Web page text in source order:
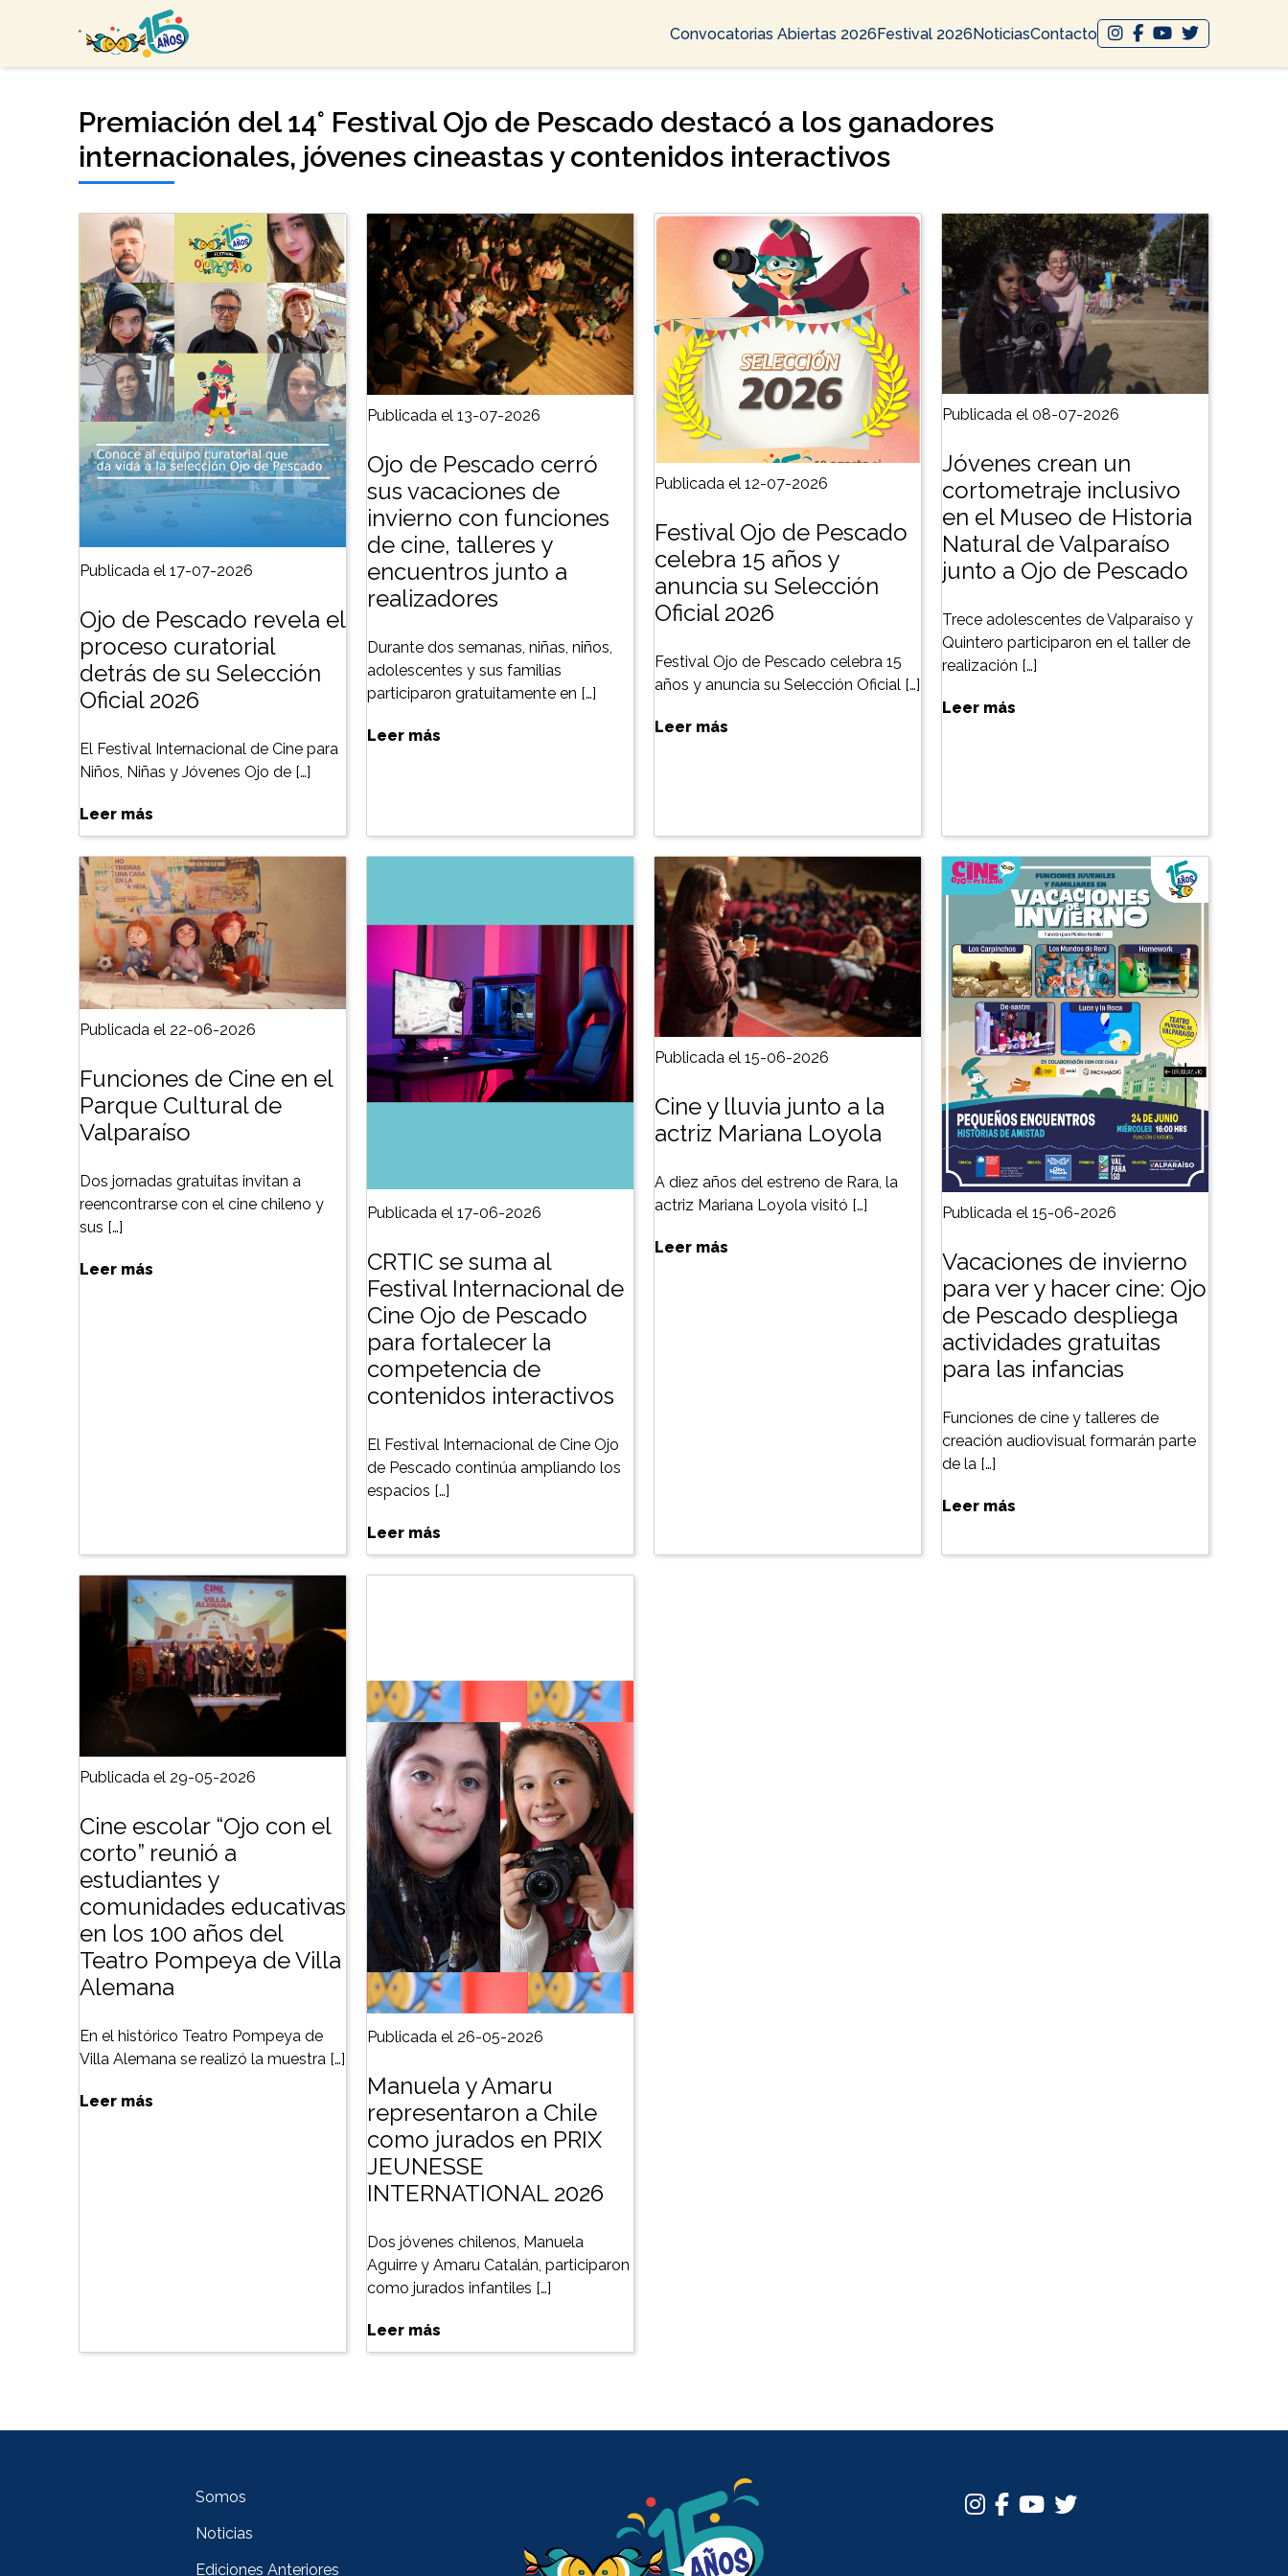
Convocatorias Abiertas 2026Festival 2026NoticiasContacto
Premiación del 14° Festival Ojo de Pescado destacó a los ganadores
internacionales, jóvenes cineastas y contenidos interactivos
Publicada el 17-07-2026
Ojo de Pescado revela el
proceso curatorial
detrás de su Selección
Oficial 2026
El Festival Internacional de Cine para
Niños, Niñas y Jóvenes Ojo de […]
Leer más
Publicada el 13-07-2026
Ojo de Pescado cerró
sus vacaciones de
invierno con funciones
de cine, talleres y
encuentros junto a
realizadores
Durante dos semanas, niñas, niños,
adolescentes y sus familias
participaron gratuitamente en […]
Leer más
Publicada el 12-07-2026
Festival Ojo de Pescado
celebra 15 años y
anuncia su Selección
Oficial 2026
Festival Ojo de Pescado celebra 15
años y anuncia su Selección Oficial […]
Leer más
Publicada el 08-07-2026
Jóvenes crean un
cortometraje inclusivo
en el Museo de Historia
Natural de Valparaíso
junto a Ojo de Pescado
Trece adolescentes de Valparaíso y
Quintero participaron en el taller de
realización […]
Leer más
Publicada el 22-06-2026
Funciones de Cine en el
Parque Cultural de
Valparaíso
Dos jornadas gratuitas invitan a
reencontrarse con el cine chileno y
sus […]
Leer más
Publicada el 17-06-2026
CRTIC se suma al
Festival Internacional de
Cine Ojo de Pescado
para fortalecer la
competencia de
contenidos interactivos
El Festival Internacional de Cine Ojo
de Pescado continúa ampliando los
espacios […]
Leer más
Publicada el 15-06-2026
Cine y lluvia junto a la
actriz Mariana Loyola
A diez años del estreno de Rara, la
actriz Mariana Loyola visitó […]
Leer más
Publicada el 15-06-2026
Vacaciones de invierno
para ver y hacer cine: Ojo
de Pescado despliega
actividades gratuitas
para las infancias
Funciones de cine y talleres de
creación audiovisual formarán parte
de la […]
Leer más
Publicada el 29-05-2026
Cine escolar “Ojo con el
corto” reunió a
estudiantes y
comunidades educativas
en los 100 años del
Teatro Pompeya de Villa
Alemana
En el histórico Teatro Pompeya de
Villa Alemana se realizó la muestra […]
Leer más
Publicada el 26-05-2026
Manuela y Amaru
representaron a Chile
como jurados en PRIX
JEUNESSE
INTERNATIONAL 2026
Dos jóvenes chilenos, Manuela
Aguirre y Amaru Catalán, participaron
como jurados infantiles […]
Leer más
Somos
Noticias
Ediciones Anteriores